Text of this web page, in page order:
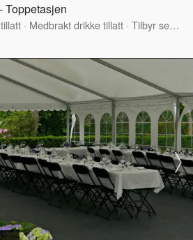
Toppetasjen
· Medbrakt drikke tillatt · Tilbyr servering